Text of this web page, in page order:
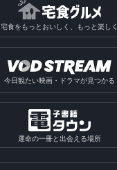
宅食をもっとおいしく、もっと楽しく
今日観たい映画・ドラマが見つかる
運命の一冊と出会える場所